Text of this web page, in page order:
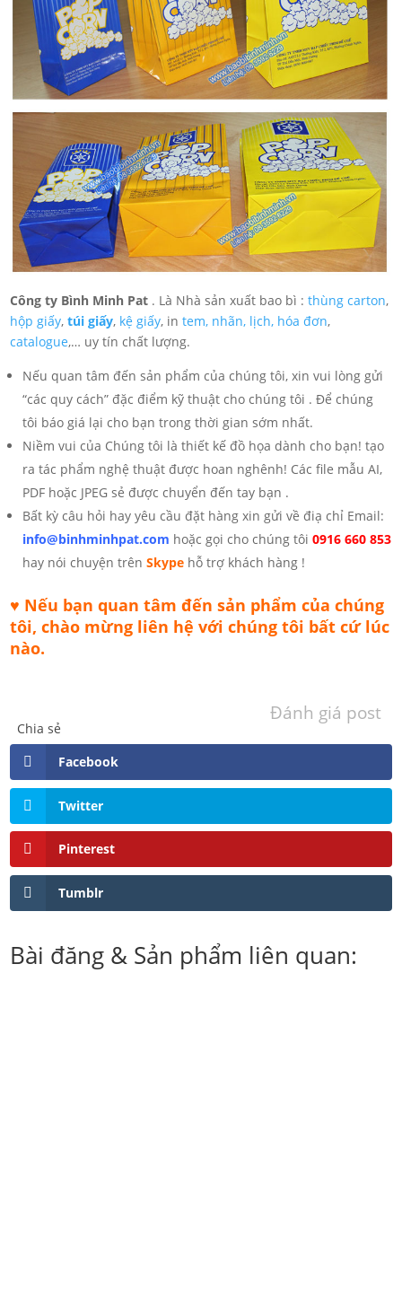
Công ty Bình Minh Pat . Là Nhà sản xuất bao bì :thùng carton,
hộp giấy, túi giấy, kệ giấy, intem, nhãn, lịch, hóa đơn,
catalogue,… uy tín chất lượng.
Nếu quan tâm đến sản phẩm của chúng tôi, xin vui lòng gửi
“các quy cách” đặc điểm kỹ thuật cho chúng tôi . Để chúng
tôi báo giá lại cho bạn trong thời gian sớm nhất.
Niềm vui của Chúng tôi là thiết kế đồ họa dành cho bạn! tạo
ra tác phẩm nghệ thuật được hoan nghênh! Các file mẫu AI,
PDF hoặc JPEG sẻ được chuyển đến tay bạn .
Bất kỳ câu hỏi hay yêu cầu đặt hàng xin gửi về điạ chỉ Email:
info@binhminhpat.com hoặc gọi cho chúng tôi0916 660 853
hay nói chuyện trênSkype hỗ trợ khách hàng !
♥ Nếu bạn quan tâm đến sản phẩm của chúng
tôi,chào mừng liên hệ với chúng tôi bất cứ lúc
nào.
Đánh giá post
Chia sẻ
Facebook
Twitter
Pinterest
Tumblr
Bài đăng & Sản phẩm liên quan: